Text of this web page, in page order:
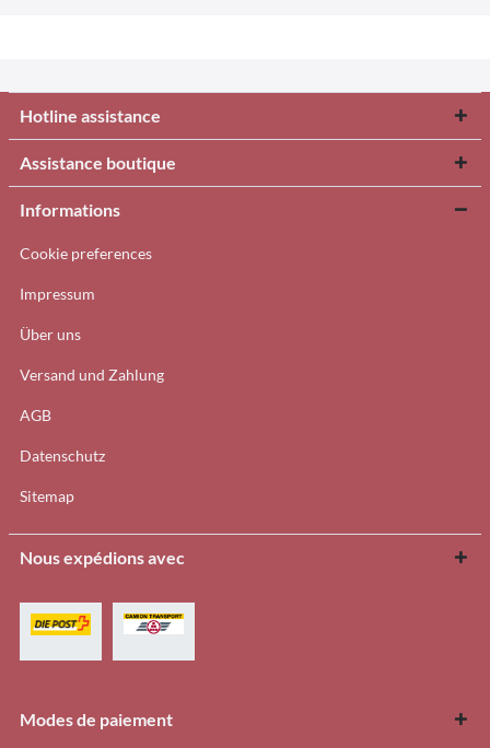
Hotline assistance
Assistance boutique
Informations
Cookie preferences
Impressum
Über uns
Versand und Zahlung
AGB
Datenschutz
Sitemap
Nous expédions avec
Modes de paiement